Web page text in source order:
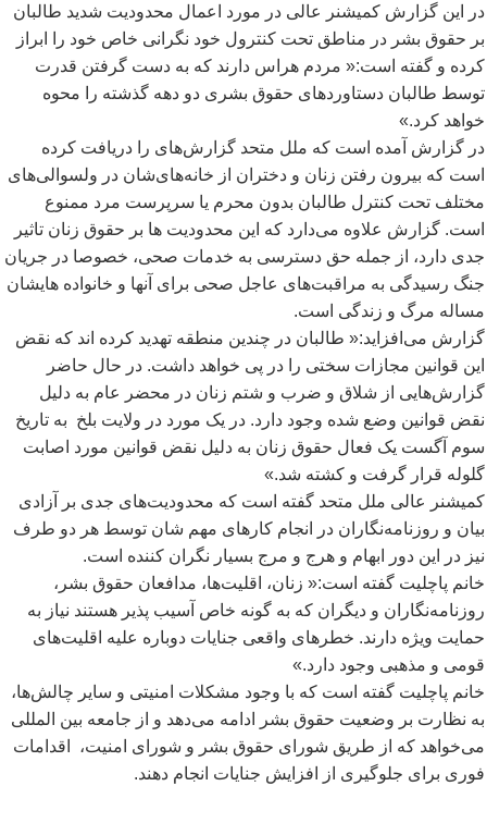
در این گزارش کمیشنر عالی در مورد اعمال محدودیت شدید طالبان
بر حقوق بشر در مناطق تحت کنترول خود نگرانی خاص خود را ابراز
کرده و گفته است:« مردم هراس دارند که به دست گرفتن قدرت
توسط طالبان دستاوردهای حقوق بشری دو دهه گذشته را محوه
خواهد کرد.»
در گزارش آمده است که ملل متحد گزارشهای را دریافت کرده
است که بیرون رفتن زنان و دختران از خانههایشان در ولسوالیهای
مختلف تحت کنترل طالبان بدون محرم یا سرپرست مرد ممنوع
است. گزارش علاوه میدارد که این محدودیت ها بر حقوق زنان تاثیر
جدی دارد، از جمله حق دسترسی به خدمات صحی، خصوصا در جریان
جنگ رسیدگی به مراقبتهای عاجل صحی برای آنها و خانواده هایشان
مساله مرگ و زندگی است.
گزارش می افزاید:« طالبان در چندین منطقه تهدید کرده اند که نقض
این قوانین مجازات سختی را در پی خواهد داشت. در حال حاضر
گزارشهایی از شلاق و ضرب و شتم زنان در محضر عام به دلیل
نقض قوانین وضع شده وجود دارد. در یک مورد در ولایت بلخ به تاریخ
سوم آگست یک فعال حقوق زنان به دلیل نقض قوانین مورد اصابت
گلوله قرار گرفت و کشته شد.»
کمیشنر عالی ملل متحد گفته است که محدودیتهای جدی بر آزادی
بیان و روزنامهنگاران در انجام کارهای مهم شان توسط هر دو طرف
نیز در این دور ابهام و هرج و مرج بسیار نگران کننده است.
خانم پاچلیت گفته است:« زنان، اقلیتها، مدافعان حقوق بشر،
روزنامهنگاران و دیگران که به گونه خاص آسیب پذیر هستند نیاز به
حمایت ویژه دارند. خطرهای واقعی جنایات دوباره علیه اقلیتهای
قومی و مذهبی وجود دارد.»
خانم پاچلیت گفته است که با وجود مشکلات امنیتی و سایر چالشها،
به نظارت بر وضعیت حقوق بشر ادامه میدهد و از جامعه بین المللی
میخواهد که از طریق شورای حقوق بشر و شورای امنیت، اقدامات
فوری برای جلوگیری از افزایش جنایات انجام دهند.